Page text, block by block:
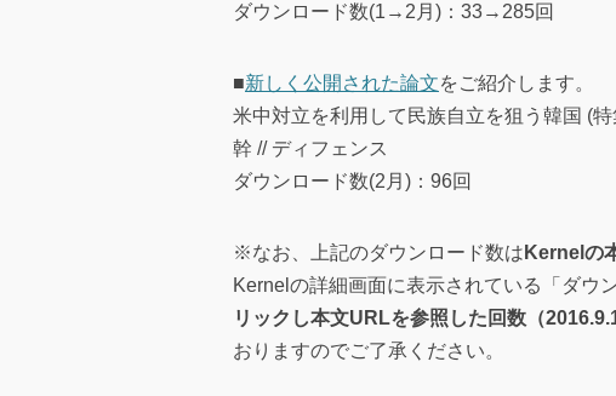
ダウンロード数(1→2月)：33→285回
■新しく公開された論文をご紹介します。
米中対立を利用して民族自立を狙う韓国 (
幹 // ディフェンス
ダウンロード数(2月)：96回
※なお、上記のダウンロード数は Kernelの
Kernelの詳細画面に表示されている「ダウ
リックし本文URLを参照した回数（
おりますのでご了承ください。